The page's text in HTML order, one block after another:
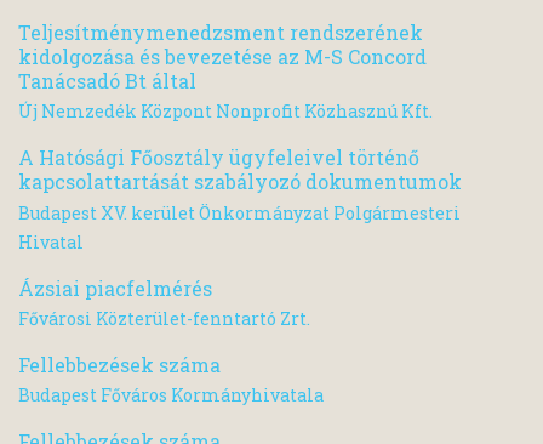
Teljesítménymenedzsment rendszerének
kidolgozása és bevezetése az M-S Concord
Tanácsadó Bt által
Új Nemzedék Központ Nonprofit Közhasznú Kft.
A Hatósági Főosztály ügyfeleivel történő
kapcsolattartását szabályozó dokumentumok
Budapest XV. kerület Önkormányzat Polgármesteri
Hivatal
Ázsiai piacfelmérés
Fővárosi Közterület-fenntartó Zrt.
Fellebbezések száma
Budapest Főváros Kormányhivatala